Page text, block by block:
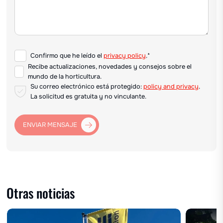
Confirmo que he leído elprivacy policy.*
Recibe actualizaciones, novedades y consejos sobre el
mundo de la horticultura.
Su correo electrónico está protegido:policy and privacy.
La solicitud es gratuita y no vinculante.
ENVIAR MENSAJE
Otras noticias